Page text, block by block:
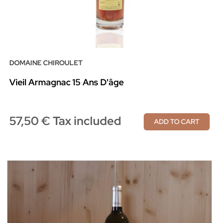
DOMAINE CHIROULET
Vieil Armagnac 15 Ans D'âge
57,50 € Tax included ADD TO CART